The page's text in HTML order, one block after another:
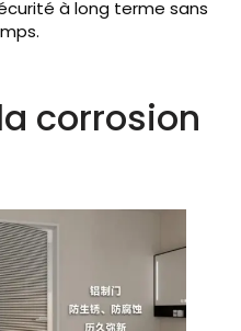
à long terme sans
corrosion